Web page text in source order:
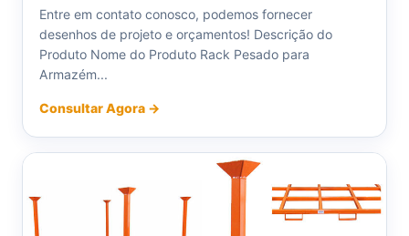
Entre em contato conosco, podemos fornecer
desenhos de projeto e orçamentos! Descrição do
Produto Nome do Produto Rack Pesado para
Armazém...
Consultar Agora →